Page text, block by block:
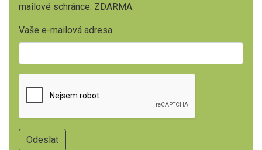
mailové schránce. ZDARMA.
Vaše e-mailová adresa